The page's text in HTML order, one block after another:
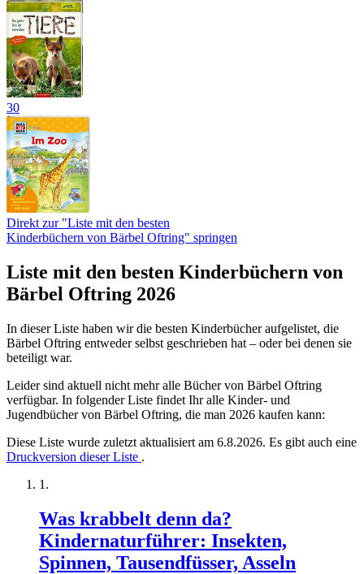
30
Direkt zur "Liste mit den besten
Kinderbüchern von Bärbel Oftring" springen
Liste mit den besten Kinderbüchern von
Bärbel Oftring 2026
In dieser Liste haben wir die besten Kinderbücher aufgelistet, die
Bärbel Oftring entweder selbst geschrieben hat – oder bei denen sie
beteiligt war.
Leider sind aktuell nicht mehr alle Bücher von Bärbel Oftring
verfügbar. In folgender Liste findet Ihr alle Kinder- und
Jugendbücher von Bärbel Oftring, die man 2026 kaufen kann:
Diese Liste wurde zuletzt aktualisiert am 6.8.2026. Es gibt auch eine
Druckversion dieser Liste .
Was krabbelt denn da?
Kindernaturführer: Insekten,
Spinnen, Tausendfüsser, Asseln